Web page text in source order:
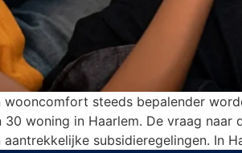
steeds bepalender
woning in Haarlem. De vraag
subsidieregelingen. In